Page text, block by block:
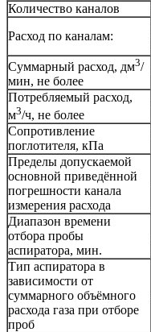
Количество каналов
Расход по каналам:
Суммарный расход, дм3/
мин, не более
Потребляемый расход,
м3/ч, не более
Сопротивление
поглотителя, кПа
Пределы допускаемой
основной приведённой
погрешности канала
измерения расхода
Диапазон времени
отбора пробы
аспиратора, мин.
Тип аспиратора в
зависимости от
суммарного объёмного
расхода газа при отборе
проб